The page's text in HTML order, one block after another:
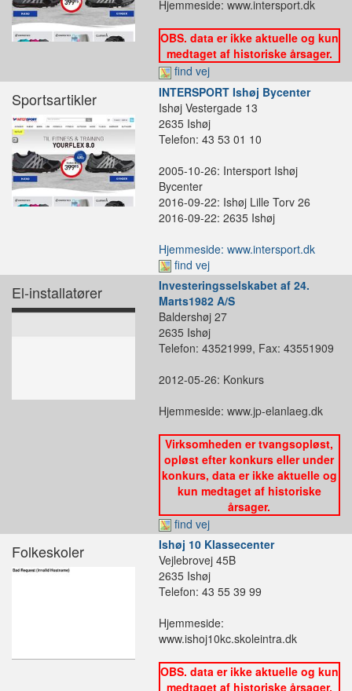
Hjemmeside: www.intersport.dk
OBS. data er ikke aktuelle og kun
medtaget af historiske årsager.
find vej
Sportsartikler
INTERSPORT Ishøj Bycenter
Ishøj Vestergade 13
2635 Ishøj
Telefon: 43 53 01 10
2005-10-26: Intersport Ishøj
Bycenter
2016-09-22: Ishøj Lille Torv 26
2016-09-22: 2635 Ishøj
Hjemmeside: www.intersport.dk
find vej
El-installatører
Investeringsselskabet af 24.
Marts1982 A/S
Baldershøj 27
2635 Ishøj
Telefon: 43521999, Fax: 43551909
2012-05-26: Konkurs
Hjemmeside: www.jp-elanlaeg.dk
Virksomheden er tvangsopløst,
opløst efter konkurs eller under
konkurs, data er ikke aktuelle og
kun medtaget af historiske
årsager.
find vej
Folkeskoler
Ishøj 10 Klassecenter
Vejlebrovej 45B
2635 Ishøj
Telefon: 43 55 39 99
Hjemmeside:
www.ishoj10kc.skoleintra.dk
OBS. data er ikke aktuelle og kun
medtaget af historiske årsager.